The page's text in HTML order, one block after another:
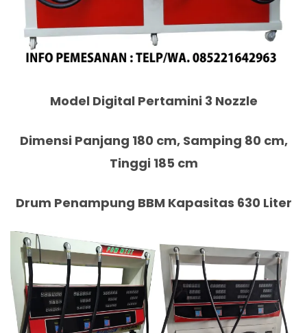
Model Digital Pertamini 3 Nozzle
Dimensi Panjang 180 cm, Samping 80 cm,
Tinggi 185 cm
Drum Penampung BBM Kapasitas 630 Liter